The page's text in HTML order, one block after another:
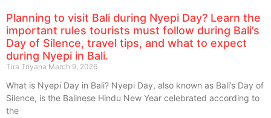
Planning to visit Bali during Nyepi Day? Learn the
important rules tourists must follow during Bali’s
Day of Silence, travel tips, and what to expect
during Nyepi in Bali.
Tira Triyana March 9, 2026
What is Nyepi Day in Bali? Nyepi Day, also known as Bali’s Day of
Silence, is the Balinese Hindu New Year celebrated according to
the